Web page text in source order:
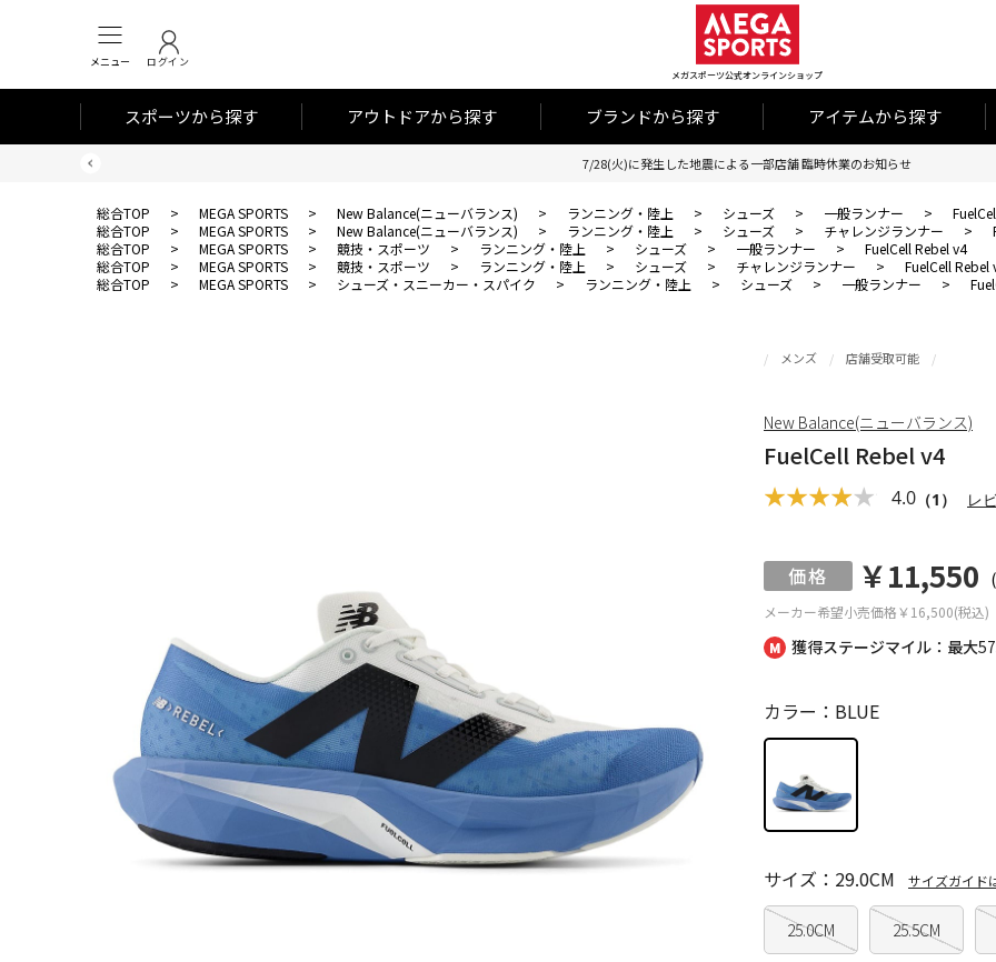
メニュー ログイン
メガスポーツ公式オンラインショップ
スポーツから探す アウトドアから探す ブランドから探す アイテムから探す
7/28(火)に発生した地震による一部店舗 臨時休業のお知らせ
総合TOP > MEGA SPORTS > New Balance(ニューバランス) > ランニング・陸上 > シューズ > 一般ランナー >
総合TOP
> MEGA SPORTS > New Balance(ニューバランス) > ランニング・陸上 > シューズ > チャレンジランナー >
総合TOP
> MEGA SPORTS > 競技・スポーツ > ランニング・陸上 > シューズ > 一般ランナー >
FuelCell Rebel v4
総合TOP
> MEGA SPORTS > 競技・スポーツ > ランニング・陸上 > シューズ > チャレンジランナー >
FuelCell Rebel
総合TOP
> MEGA SPORTS > シューズ・スニーカー・スパイク > ランニング・陸上 > シューズ > 一般ランナー >
獲得ステージマイル：最大
メンズ 店舗受取可能
FuelCell Rebel v4
4.0 （1） レ
メーカー希望小売価格￥16,500(税込)
￥11,550
カラー：BLUE
25.0CM 25.5CM
サイズ：29.0CM サイズガイド
New Balance(ニューバランス)